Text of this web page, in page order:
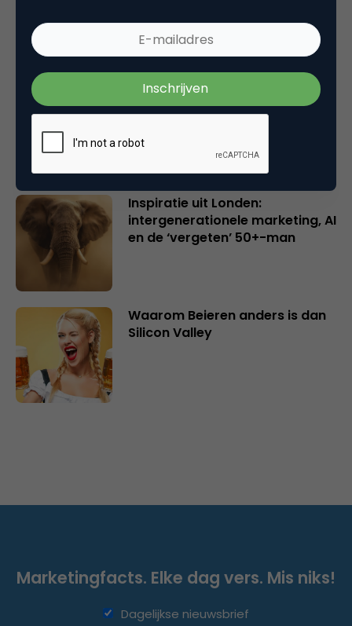
Creatieve sector als aanjager
van innovatie en ontsluiter en
belangrijker en urgenter dan
Inspiratie uit Londen:
intergenerationele marketing, AI
en de ‘vergeten’ 50+-man
Waarom Beieren anders is dan
Silicon Valley
Marketingfacts. Elke dag vers. Mis niks!
Dagelijkse nieuwsbrief